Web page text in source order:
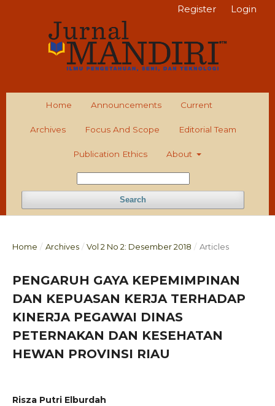
Home Announcements Current
Archives Focus And Scope Editorial Team
Publication Ethics About
Search
Register Login
Home / Archives / Vol 2 No 2: Desember 2018 / Articles
PENGARUH GAYA KEPEMIMPINAN
DAN KEPUASAN KERJA TERHADAP
KINERJA PEGAWAI DINAS
PETERNAKAN DAN KESEHATAN
HEWAN PROVINSI RIAU
Risza Putri Elburdah